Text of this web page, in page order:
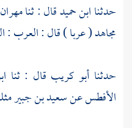
حدثناابن حميدقال : ثنامهران
مجاهد( عربا ) قال : العرب :
حدثنا أبو كريب قال : ثنا
الأفطسعنسعيد بن جبير